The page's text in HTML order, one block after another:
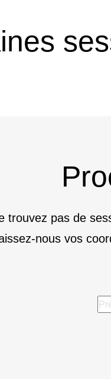
trouvez pas de
nous vos